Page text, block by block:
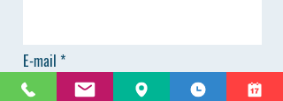
E-mail